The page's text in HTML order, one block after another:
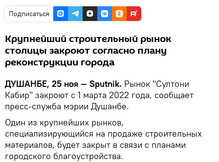
Подписаться
Крупнейший строительный рынок
столицы закроют согласно плану
реконструкции города
ДУШАНБЕ, 25 ноя — Sputnik. Рынок "Султони
Кабир" закроют с 1 марта 2022 года, сообщает
пресс-служба мэрии Душанбе.
Один из крупнейших рынков,
специализирующийся на продаже строительных
материалов, будет закрыт в связи с планами
городского благоустройства.